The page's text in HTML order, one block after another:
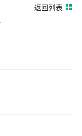
返回列表